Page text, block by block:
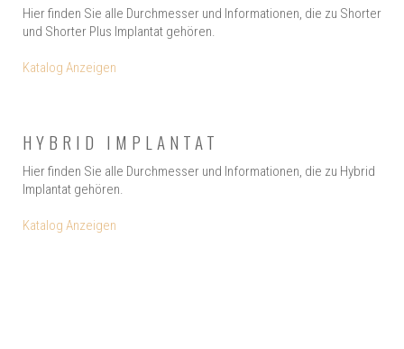
Hier finden Sie alle Durchmesser und Informationen, die zu Shorter
und Shorter Plus Implantat gehören.
Katalog Anzeigen
HYBRID IMPLANTAT
Hier finden Sie alle Durchmesser und Informationen, die zu Hybrid
Implantat gehören.
Katalog Anzeigen